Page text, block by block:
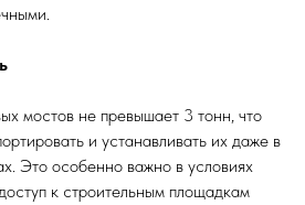
мостов не превышает 3 тонн, что
и устанавливать их даже в
Это особенно важно в условиях
к строительным площадкам